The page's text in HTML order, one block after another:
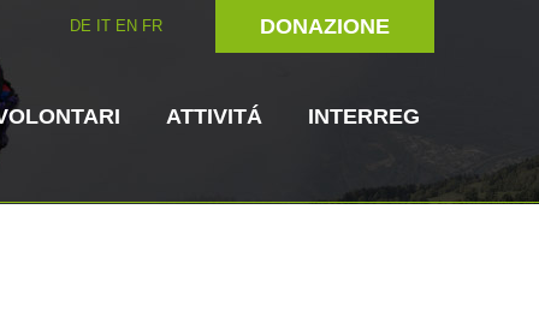
DONAZIONE
DE IT EN FR
ATTIVITÁ INTERREG